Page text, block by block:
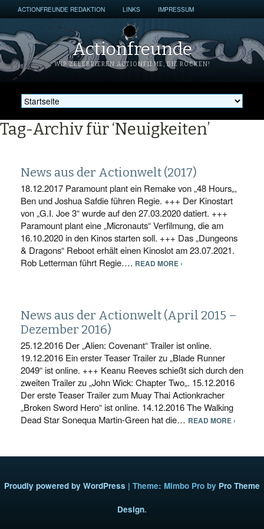
ACTIONFREUNDE REDAKTION LINKS IMPRESSUM
Actionfreunde
WIR ZELEBRIEREN ACTIONFILME, DIE ROCKEN!
Tag-Archiv für ‘Neuigkeiten’
News aus der Actionwelt (2017)
18.12.2017 Paramount plant ein Remake von „48 Hours„,
Ben und Joshua Safdie führen Regie. +++ Der Kinostart
von „G.I. Joe 3“ wurde auf den 27.03.2020 datiert. +++
Paramount plant eine „Micronauts“ Verfilmung, die am
16.10.2020 in den Kinos starten soll. +++ Das „Dungeons
& Dragons“ Reboot erhält einen Kinoslot am 23.07.2021.
Rob Letterman führt Regie…. READ MORE ›
News aus der Actionwelt (April 2015 –
Dezember 2016)
25.12.2016 Der „Alien: Covenant“ Trailer ist online.
19.12.2016 Ein erster Teaser Trailer zu „Blade Runner
2049“ ist online. +++ Keanu Reeves schießt sich durch den
zweiten Trailer zu „John Wick: Chapter Two„. 15.12.2016
Der erste Teaser Trailer zum Muay Thai Actionkracher
„Broken Sword Hero“ ist online. 14.12.2016 The Walking
Dead Star Sonequa Martin-Green hat die… READ MORE ›
Proudly powered by WordPress | Theme: Mimbo Pro by Pro Theme
Design.